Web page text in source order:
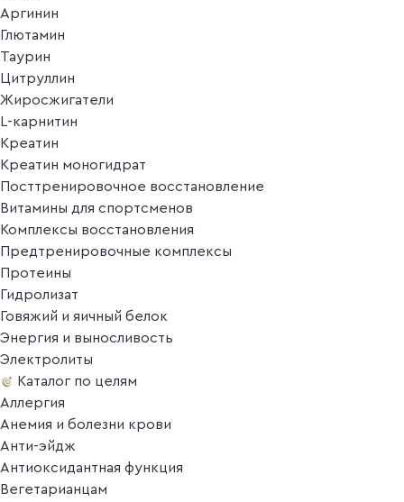
Аргинин
Глютамин
Таурин
Цитруллин
Жиросжигатели
L-карнитин
Креатин
Креатин моногидрат
Посттренировочное восстановление
Витамины для спортсменов
Комплексы восстановления
Предтренировочные комплексы
Протеины
Гидролизат
Говяжий и яичный белок
Энергия и выносливость
Электролиты
Каталог по целям
Аллергия
Анемия и болезни крови
Анти-эйдж
Антиоксидантная функция
Вегетарианцам